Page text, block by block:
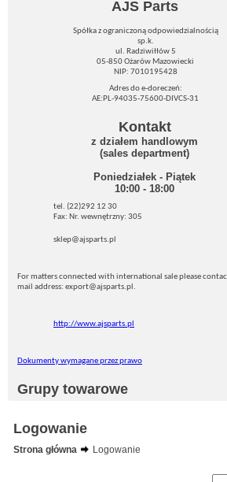
AJS Parts
Spółka z ograniczoną odpowiedzialnością
sp.k.
ul. Radziwiłłów 5
05-850 Ożarów Mazowiecki
NIP: 7010195428
Adres do e-doreczeń:
AE:PL-94035-75600-DIVCS-31
Kontakt
z działem handlowym
(sales department)
Poniedziałek - Piątek
10:00 - 18:00
tel. (22)292 12 30
Fax: Nr. wewnętrzny: 305
sklep@ajsparts.pl
For matters connected with international sale please
mail address: export@ajsparts.pl.
http://www.ajsparts.pl
Dokumenty wymagane przez prawo
Grupy towarowe
Logowanie
Strona główna
Logowanie